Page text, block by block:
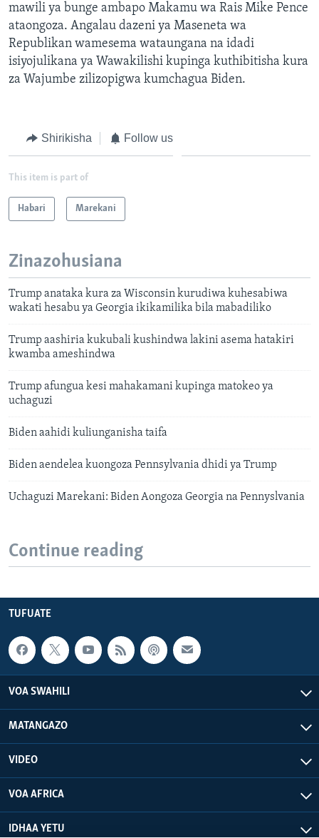
mawili ya bunge ambapo Makamu wa Rais Mike Pence
ataongoza. Angalau dazeni ya Maseneta wa
Republikan wamesema wataungana na idadi
isiyojulikana ya Wawakilishi kupinga kuthibitisha kura
za Wajumbe zilizopigwa kumchagua Biden.
Shirikisha Follow us
This item is part of
Habari Marekani
Zinazohusiana
Trump anataka kura za Wisconsin kurudiwa kuhesabiwa
wakati hesabu ya Georgia ikikamilika bila mabadiliko
Trump aashiria kukubali kushindwa lakini asema hatakiri
kwamba ameshindwa
Trump afungua kesi mahakamani kupinga matokeo ya
uchaguzi
Biden aahidi kuliunganisha taifa
Biden aendelea kuongoza Pennsylvania dhidi ya Trump
Uchaguzi Marekani: Biden Aongoza Georgia na Pennyslvania
Continue reading
TUFUATE
VOA SWAHILI
MATANGAZO
VIDEO
VOA AFRICA
IDHAA YETU